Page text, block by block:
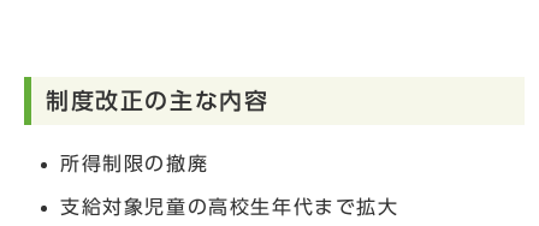
制度改正の主な内容
所得制限の撤廃
支給対象児童の高校生年代まで拡大